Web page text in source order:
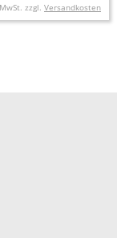
zzgl. Versandkosten